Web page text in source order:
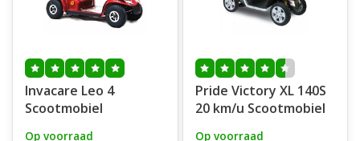
Invacare Leo 4
Scootmobiel
Op voorraad
Pride Victory XL 140S
20 km/u Scootmobiel
Op voorraad